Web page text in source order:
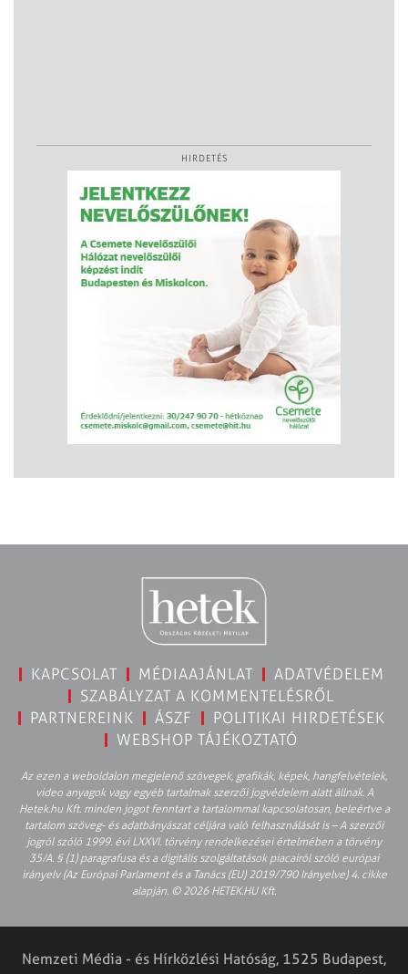
HIRDETÉS
KAPCSOLAT MÉDIAAJÁNLAT
ADATVÉDELEM
SZABÁLYZAT A KOMMENTELÉSRŐL
PARTNEREINK
ÁSZF
POLITIKAI HIRDETÉSEK
WEBSHOP TÁJÉKOZTATÓ
Az ezen a weboldalon megjelenő szövegek, grafikák, képek, hangfelvételek,
video anyagok vagy egyéb tartalmak szerzői jogvédelem alatt állnak. A
Hetek.hu Kft. minden jogot fenntart a tartalommal kapcsolatosan, beleértve a
tartalom szöveg- és adatbányászat céljára való felhasználását is – A szerzői
jogról szóló 1999. évi LXXVI. törvény rendelkezései értelmében a törvény
35/A. § (1) paragrafusa és a digitális szolgáltatások piacairól szóló európai
irányelv (Az Európai Parlament és a Tanács (EU) 2019/790 Irányelve) 4. cikke
alapján. © 2026 HETEK.HU Kft.
Nemzeti Média - és Hírközlési Hatóság, 1525 Budapest,